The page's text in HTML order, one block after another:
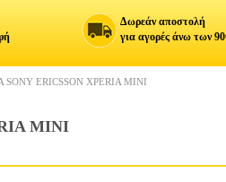
Δωρεάν αποστολή
για αγορές άνω των
SONY ERICSSON XPERIA MINI
MINI